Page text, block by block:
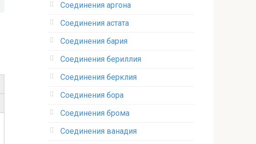
Соединения аргона‎
Соединения астата‎
Соединения бария
Соединения бериллия‎
Соединения берклия
Соединения бора‎
Соединения брома‎
Соединения ванадия‎